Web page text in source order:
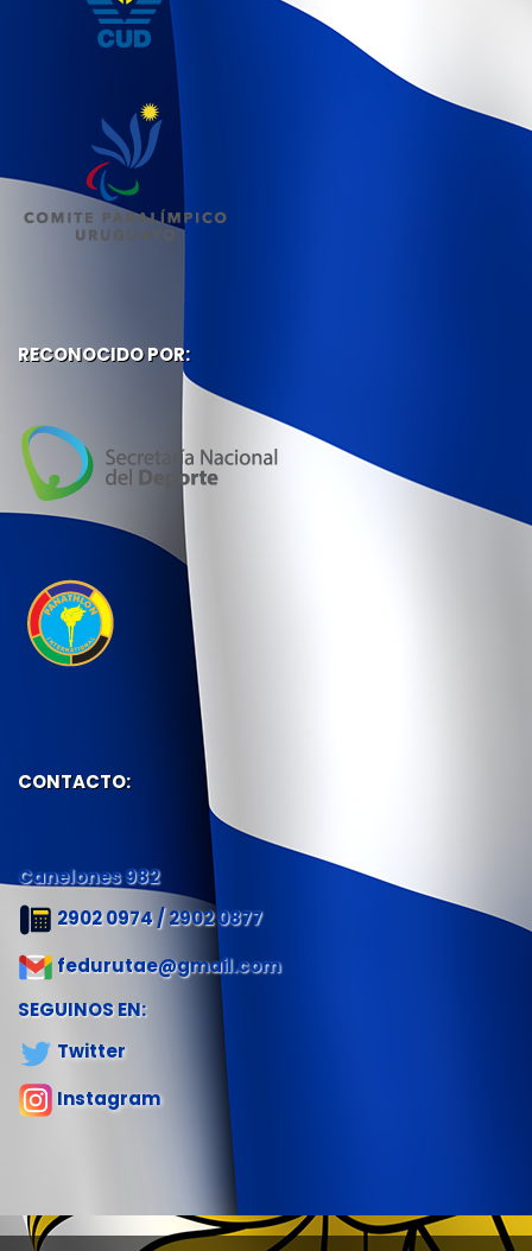
RECONOCIDO POR:
CONTACTO:
Canelones 982
2902 0974 / 2902 0877
fedurutae@gmail.com
SEGUINOS EN:
Twitter
Instagram